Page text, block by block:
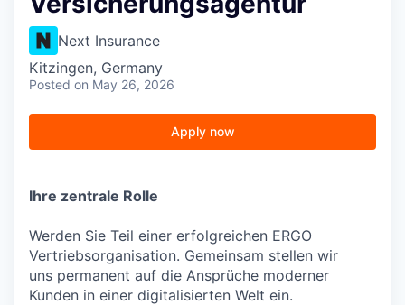
Next Insurance
Kitzingen, Germany
Posted on May 26, 2026
Apply now
Ihre zentrale Rolle
Werden Sie Teil einer erfolgreichen ERGO
Vertriebsorganisation. Gemeinsam stellen wir
uns permanent auf die Ansprüche moderner
Kunden in einer digitalisierten Welt ein.